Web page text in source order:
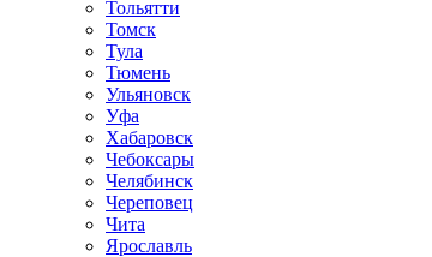
Тольятти
Томск
Тула
Тюмень
Ульяновск
Уфа
Хабаровск
Чебоксары
Челябинск
Череповец
Чита
Ярославль